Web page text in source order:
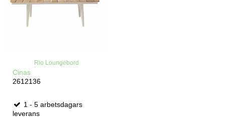
Rio Loungebord
Cinas
2612136
1 - 5 arbetsdagars
leverans